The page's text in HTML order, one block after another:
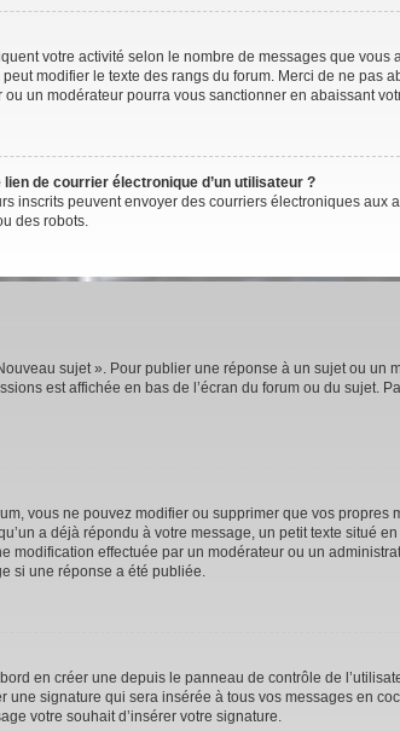
votre activité selon le nombre de messages que
modifier le texte des rangs du forum. Merci de ne pas
un modérateur pourra vous sanctionner en abaissant
de courrier électronique d’un utilisateur ?
inscrits peuvent envoyer des courriers électroniques
des robots.
sujet ». Pour publier une réponse à un sujet ou
est affichée en bas de l’écran du forum ou du sujet.
vous ne pouvez modifier ou supprimer que vos
a déjà répondu à votre message, un petit texte situé
modification effectuée par un modérateur ou un
si une réponse a été publiée.
en créer une depuis le panneau de contrôle de
signature qui sera insérée à tous vos messages en
votre souhait d’insérer votre signature.